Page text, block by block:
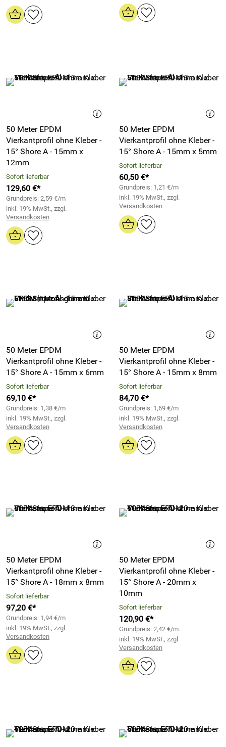
50 Meter EPDM
Vierkantprofil ohne Kleber -
15° Shore A - 15mm x
12mm
Sofort lieferbar
129,60 €*
Grundpreis: 2,59 €/m
inkl. 19% MwSt., zzgl.
Versandkosten
50 Meter EPDM
Vierkantprofil ohne Kleber -
15° Shore A - 15mm x 5mm
Sofort lieferbar
60,50 €*
Grundpreis: 1,21 €/m
inkl. 19% MwSt., zzgl.
Versandkosten
50 Meter EPDM
Vierkantprofil ohne Kleber -
15° Shore A - 15mm x 6mm
Sofort lieferbar
69,10 €*
Grundpreis: 1,38 €/m
inkl. 19% MwSt., zzgl.
Versandkosten
50 Meter EPDM
Vierkantprofil ohne Kleber -
15° Shore A - 15mm x 8mm
Sofort lieferbar
84,70 €*
Grundpreis: 1,69 €/m
inkl. 19% MwSt., zzgl.
Versandkosten
50 Meter EPDM
Vierkantprofil ohne Kleber -
15° Shore A - 18mm x 8mm
Sofort lieferbar
97,20 €*
Grundpreis: 1,94 €/m
inkl. 19% MwSt., zzgl.
Versandkosten
50 Meter EPDM
Vierkantprofil ohne Kleber -
15° Shore A - 20mm x
10mm
Sofort lieferbar
120,90 €*
Grundpreis: 2,42 €/m
inkl. 19% MwSt., zzgl.
Versandkosten